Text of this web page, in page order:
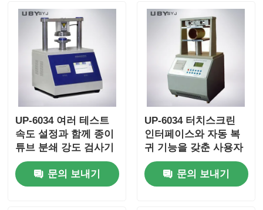
UP-6034 여러 테스트
속도 설정과 함께 종이
튜브 분쇄 강도 검사기
과부하 보호 및
ISO11093-9 준수
문의 보내기
UP-6034 터치스크린
인터페이스와 자동 복
귀 기능을 갖춘 사용자
친화적인 종이 튜브 압
착 강도 시험기
문의 보내기